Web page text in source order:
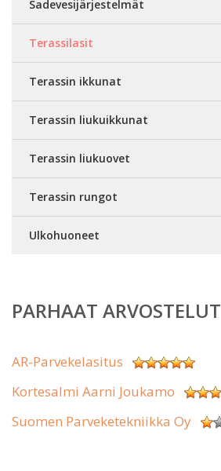
Sadevesijärjestelmät
Terassilasit
Terassin ikkunat
Terassin liukuikkunat
Terassin liukuovet
Terassin rungot
Ulkohuoneet
PARHAAT ARVOSTELUT
AR-Parvekelasitus
Kortesalmi Aarni Joukamo
Suomen Parveketekniikka Oy